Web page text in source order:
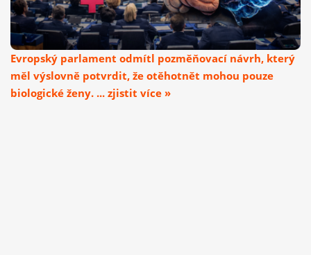
Evropský parlament odmítl pozměňovací návrh, který
měl výslovně potvrdit, že otěhotnět mohou pouze
biologické ženy. ... zjistit více »